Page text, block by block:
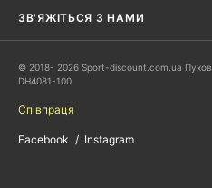
ЗВ'ЯЖІТЬСЯ З НАМИ
© 2018- 2026 Sport-discount.com.ua
DH4081-100
Співпраця
Facebook Instagram